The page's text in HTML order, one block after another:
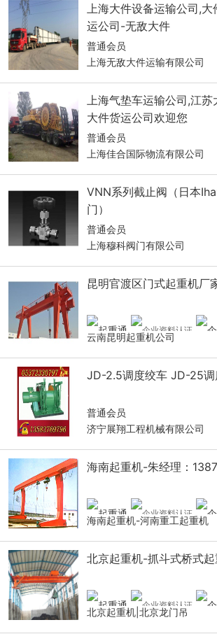
上海大件设备运输公司,
运公司-无敌大件
普通会员
上海无敌大件运输有限公司
上海气垫车运输公司,江
大件货运公司欢迎您
普通会员
上海佳合国际物流有限公司
VNN系列截止阀（日本
门）
普通会员
上海穆科阀门有限公司
昆明官渡区门式起重机厂
云南昆明起重机公司
JD-2.5调度绞车 JD-25调
普通会员
济宁展翔工程机械有限公司
海南起重机-朱经理：
海南起重机-河南重工起重机
北京起重机-抓斗式桥式
北京起重机|北京龙门吊